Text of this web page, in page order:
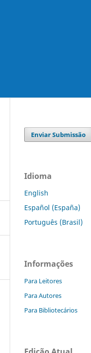
Enviar Submissão
Idioma
English
Español (España)
Português (Brasil)
Informações
Para Leitores
Para Autores
Para Bibliotecários